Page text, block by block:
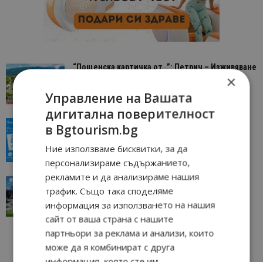
“Пощенска картичка от…”: Петрич – Изживяване
11/07/2026 11:22
“Пощенска картичка от…”: Пловдив, градът на
всички времена
Пловдив 23/06/2026 10:00
“Пощенска картичка от…”: Перник – град на
традициите, културата и вдъхновяващите...
Перник 17/06/2026 09:01
×
Управление на Вашата
дигитална поверителност
в Bgtourism.bg
Ние използваме бисквитки, за да
персонализираме съдържанието,
рекламите и да анализираме нашия
трафик. Също така споделяме
информация за използването на нашия
сайт от ваша страна с нашите
партньори за реклама и анализи, които
може да я комбинират с друга